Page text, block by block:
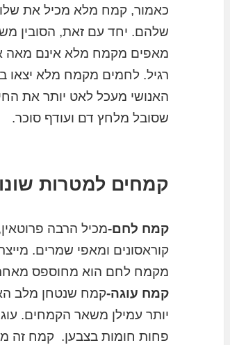
כאמור, קמח מלא מכיל את
שלהם. יחד עם זאת, הסובין
מאפים מקמח מלא אינם מאה
רגיל. לחמים מקמח מלא יצאו
האנושי מעכל לאט יותר את
שסובל מלחץ דם ועודף סוכר.
קמחים למטרות
קמח לחם-מכיל הרבה
קוראסונים ומאפי שמרים.
מקמח לחם הוא מחוספס
קמח עוגה-קמח שנטחן מלב
יותר עמילן משאר הקמחים.
פחות חומות בצבען. קמח זה